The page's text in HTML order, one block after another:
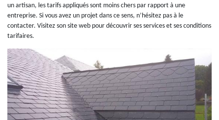
un artisan, les tarifs appliqués sont moins chers par rapport à une
entreprise. Si vous avez un projet dans ce sens, n’hésitez pas à le
contacter. Visitez son site web pour découvrir ses services et ses conditions
tarifaires.